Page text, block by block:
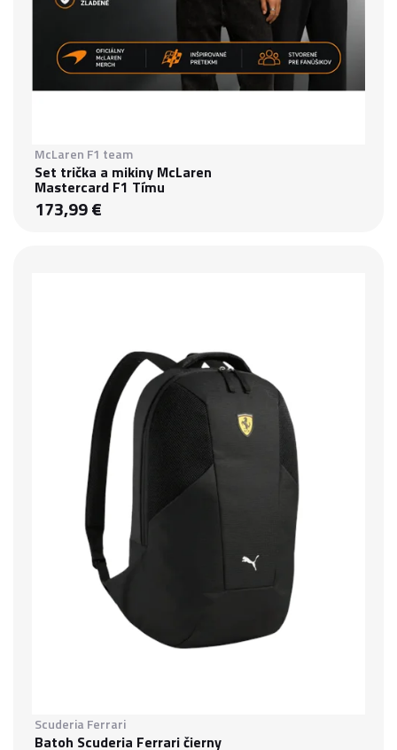
McLaren F1 team
Set trička a mikiny McLaren
Mastercard F1 Tímu
173,99 €
Scuderia Ferrari
Batoh Scuderia Ferrari čierny